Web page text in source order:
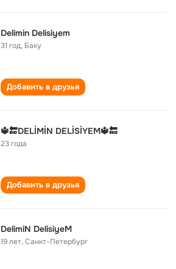
Delimin Delisiyem
31 год, Баку
Добавить в друзья
🔱🔚DELİMİN DELİSİYEM🔱🔙
23 года
Добавить в друзья
DelimiN DelisiyeM
19 лет,Санкт-Петербург